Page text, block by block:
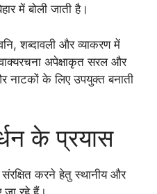
में बोली जाती है।
शब्दावली और व्याकरण में
अपेक्षाकृत सरल और
नाटकों के लिए उपयुक्त बनाती
के प्रयास
संरक्षित करने हेतु स्थानीय और